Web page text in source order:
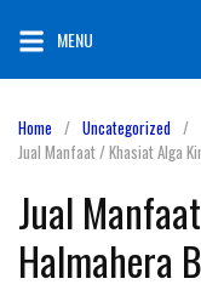
content
MENU
Home
Uncategorized
Jual Manfaat / Khasiat Alga
Jual
Halmahera